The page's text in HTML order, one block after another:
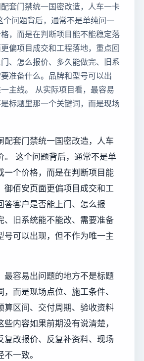
套门禁统一国密改造，人车一卡
个问题背后，通常不是单纯问一
，而是在判断项目能不能稳定落
偏项目成交和工程落地，重点回
、怎么报价、多久能做完、旧系
准备什么。品牌和型号可以出
主线。 从实际项目看，最容易
标题里那一个关键词，而是现场
配套门禁统一国密改造，人车
。 这个问题背后，通常不是单
一个价格，而是在判断项目能
御佰安页面更偏项目成交和工
答客户是否能上门、怎么报
、旧系统能不能改、需要准备
号可以出现，但不作为唯一主
最容易出问题的地方不是标题
，而是现场点位、施工条件、
算区间、交付周期、验收资料
内容如果前期没有说清楚，
复改报价、反复补资料、现场
一致。